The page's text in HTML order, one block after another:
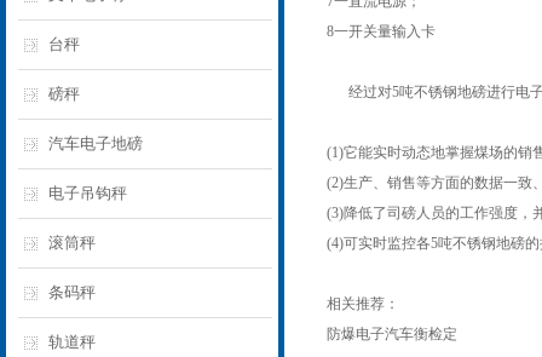
台秤
磅秤
汽车电子地磅
电子吊钩秤
滚筒秤
条码秤
轨道秤
8一开关量输入卡
经过对5吨不锈钢地磅进行电
(1)它能实时动态地掌握煤场的销
(2)生产、销售等方面的数据一致
(3)降低了司磅人员的工作强度，
(4)可实时监控各5吨不锈钢地磅
相关推荐：
防爆电子汽车衡检定